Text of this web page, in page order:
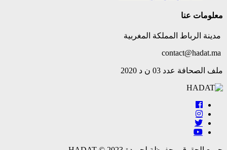
معلومات عنا
مدينة الرباط المملكة المغربية
ملف الصحافة عدد 03 ن د 2020